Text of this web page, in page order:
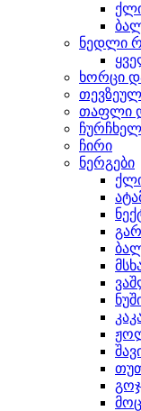
ნედლი
ხორცი
თაფლი
ჩირი
ნერგები